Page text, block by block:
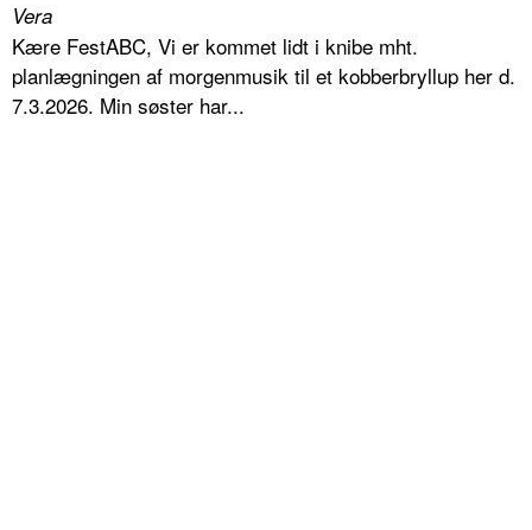
Vera
Kære FestABC, Vi er kommet lidt i knibe mht.
planlægningen af morgenmusik til et kobberbryllup her d.
7.3.2026. Min søster har...